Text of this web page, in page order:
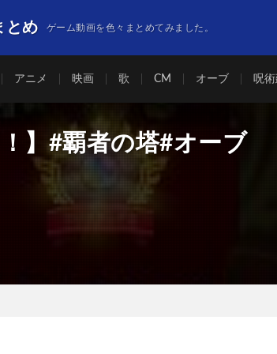
とめ ゲーム動画を色々まとめてみました。
アニメ 映画 歌 CM オーブ 呪
】#覇者の塔#オーブ